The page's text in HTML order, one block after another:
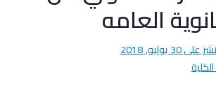
العامه
نشر على30 يوليو, 2018